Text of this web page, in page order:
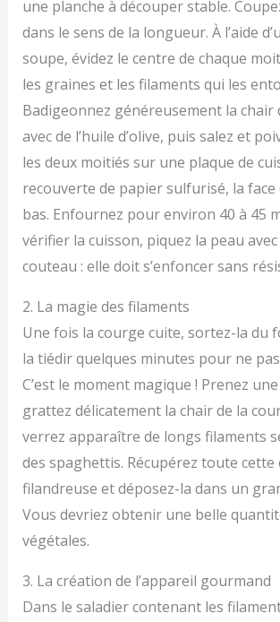
une planche à découper stable.
dans le sens de la longueur. À l’aide
soupe, évidez le centre de chaque
les graines et les filaments qui les
Badigeonnez généreusement la chair
avec de l’huile d’olive, puis salez et
les deux moitiés sur une plaque de
recouverte de papier sulfurisé, la face
bas. Enfournez pour environ 40 à 45
vérifier la cuisson, piquez la peau
couteau : elle doit s’enfoncer sans
2. La magie des filaments
Une fois la courge cuite, sortez-la du
la tiédir quelques minutes pour ne
C’est le moment magique ! Prenez
grattez délicatement la chair de la
verrez apparaître de longs filaments
des spaghettis. Récupérez toute cette
filandreuse et déposez-la dans un
Vous devriez obtenir une belle
végétales.
3. La création de l’appareil gourmand
Dans le saladier contenant les